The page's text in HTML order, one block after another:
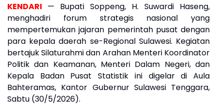
KENDARI — Bupati Soppeng, H. Suwardi Haseng,
menghadiri forum strategis nasional yang
mempertemukan jajaran pemerintah pusat dengan
para kepala daerah se-Regional Sulawesi. Kegiatan
bertajuk Silaturahmi dan Arahan Menteri Koordinator
Politik dan Keamanan, Menteri Dalam Negeri, dan
Kepala Badan Pusat Statistik ini digelar di Aula
Bahteramas, Kantor Gubernur Sulawesi Tenggara,
Sabtu (30/5/2026).